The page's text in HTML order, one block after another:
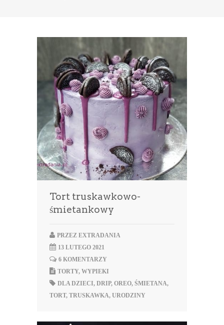
Tort truskawkowo-
śmietankowy
PRZEZ EXTRADANIA
13 LUTEGO 2021
6 KOMENTARZY
TORTY, WYPIEKI
DLA DZIECI, DRIP, OREO, ŚMIETANA,
TORT, TRUSKAWKA, URODZINY